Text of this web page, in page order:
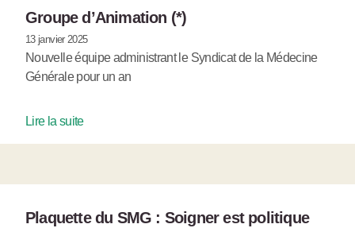
Groupe d’Animation (*)
13 janvier 2025
Nouvelle équipe administrant le Syndicat de la Médecine
Générale pour un an
Lire la suite
Plaquette du SMG : Soigner est politique